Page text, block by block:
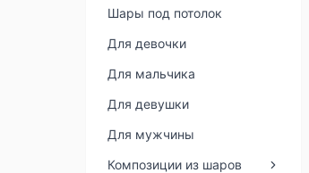
Шары под потолок
Для девочки
Для мальчика
Для девушки
Для мужчины
Композиции из шаров